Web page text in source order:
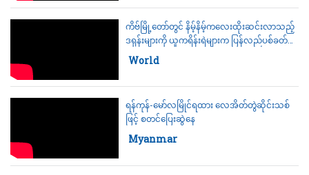
ကိဗ်မြို့တော်တွင် နိမ့်နိမ့်ကလေးထိုးဆင်းလာသည့်
ဒရုန်းများကို ယူကရိန်းရဲများက ပြန်လည်ပစ်ခတ်
(ရုပ်သံ)
Category:
World
ရန်ကုန်-မော်လမြိုင်ရထား လေအိတ်တွဲဆိုင်းသစ်
ဖြင့် စတင်ပြေးဆွဲနေ
Category:
Myanmar